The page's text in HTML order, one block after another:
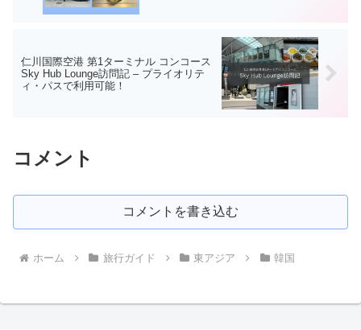
仁川国際空港 第1ターミナル コンコース
Sky Hub Lounge訪問記 – プライオリテ
ィ・パスで利用可能！
コメント
コメントを書き込む
ホーム 旅行ガイド 東アジア 韓国